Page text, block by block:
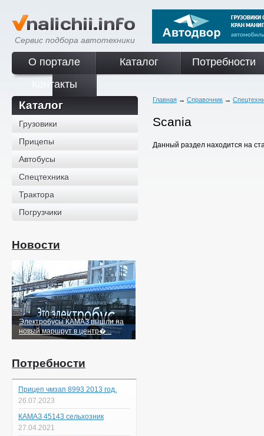
Сервис подбора автотехники
О портале Каталог
Потребности
Контакты
Каталог
Грузовики
Прицепы
Автобусы
Спецтехника
Трактора
Погрузчики
Новости
Электробусы КАМАЗ вышли на
новый маршрут в центр�...
Потребности
Прицеп чмзап 8993 2013 год.
26.07.2023
КАМАЗ 45143 сельхозник
27.04.2021
Главная → Справочник →
Scania
Данный раздел находится на